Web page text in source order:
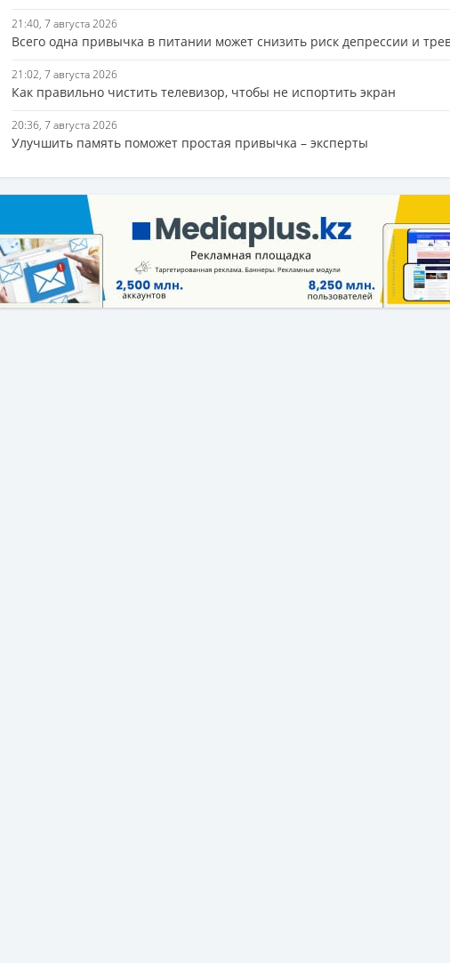
21:40, 7 августа 2026
Всего одна привычка в питании может снизить риск депрессии и
21:02, 7 августа 2026
Как правильно чистить телевизор, чтобы не испортить экран
20:36, 7 августа 2026
Улучшить память поможет простая привычка – эксперты